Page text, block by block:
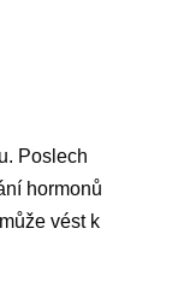
Poslech
hormonů
vést k